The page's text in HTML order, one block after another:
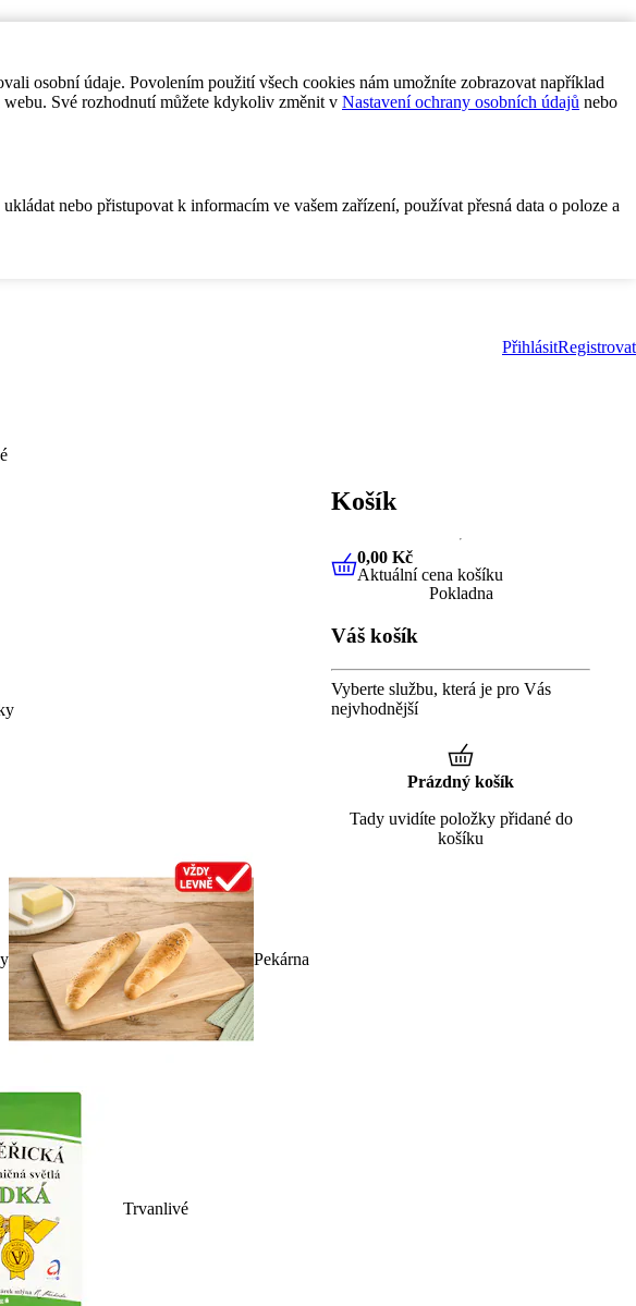
osobní údaje. Povolením použití všech cookies nám umožníte zobrazovat například
Své rozhodnutí můžete kdykoliv změnit v Nastavení ochrany osobních údajů nebo
nebo přistupovat k informacím ve vašem zařízení, používat přesná data o poloze a
PřihlásitRegistrovat
Pekárna
Trvanlivé
Košík
0,00 KčAktuální cena košíku
0,00 Kč
Aktuální cena košíku
Pokladna
Váš košík
Vyberte službu, která je pro Vás
nejvhodnější
Prázdný košík
Tady uvidíte položky přidané do
košíku